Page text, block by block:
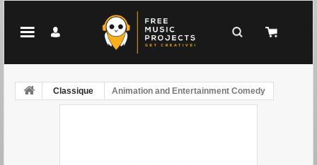
Classique Animation and Entertainment Comedy